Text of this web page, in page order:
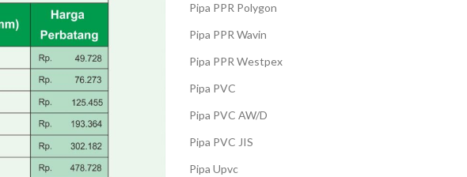
Pipa PPR Polygon
Pipa PPR Wavin
Pipa PPR Westpex
Pipa PVC
Pipa PVC AW/D
Pipa PVC JIS
Pipa Upvc